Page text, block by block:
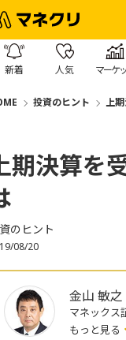
新着 人気 マーケ
投資のヒント 上
期決算を
のヒント
08/20
金山 敏之
マネックス
もっと見る